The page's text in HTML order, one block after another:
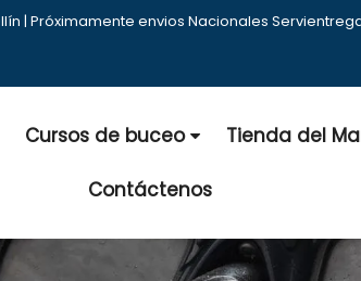
| Próximamente envios Nacionales
Cursos de buceo Tienda del
Contáctenos